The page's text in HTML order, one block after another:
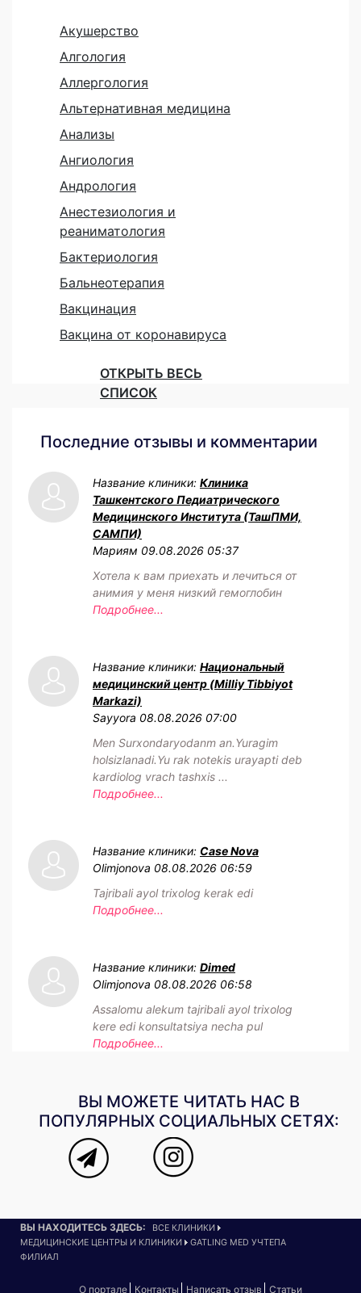
Акушерство
Алгология
Аллергология
Альтернативная медицина
Анализы
Ангиология
Андрология
Анестезиология и
реаниматология
Бактериология
Бальнеотерапия
Вакцинация
Вакцина от коронавируса
ОТКРЫТЬ ВЕСЬ
СПИСОК
Последние отзывы и комментарии
Название клиники: Клиника
Ташкентского Педиатрического
Медицинского Института (ТашПМИ,
САМПИ)
Мариям 09.08.2026 05:37
Хотела к вам приехать и лечиться от
анимия у меня низкий гемоглобин
Подробнее...
Название клиники: Национальный
медицинский центр (Milliy Tibbiyot
Markazi)
Sayyora 08.08.2026 07:00
Men Surxondaryodanm an.Yuragim
holsizlanadi.Yu rak notekis urayapti deb
kardiolog vrach tashxis ...
Подробнее...
Название клиники: Case Nova
Olimjonova 08.08.2026 06:59
Tajribali ayol trixolog kerak edi
Подробнее...
Название клиники: Dimed
Olimjonova 08.08.2026 06:58
Assalomu alekum tajribali ayol trixolog
kere edi konsultatsiya necha pul
Подробнее...
ВЫ МОЖЕТЕ ЧИТАТЬ НАС В
ПОПУЛЯРНЫХ СОЦИАЛЬНЫХ СЕТЯХ:
ВЫ НАХОДИТЕСЬ ЗДЕСЬ:
ВСЕ КЛИНИКИ
МЕДИЦИНСКИЕ ЦЕНТРЫ И КЛИНИКИ
GATLING MED УЧТЕПА
ФИЛИАЛ
О портале Контакты Написать отзыв Статьи